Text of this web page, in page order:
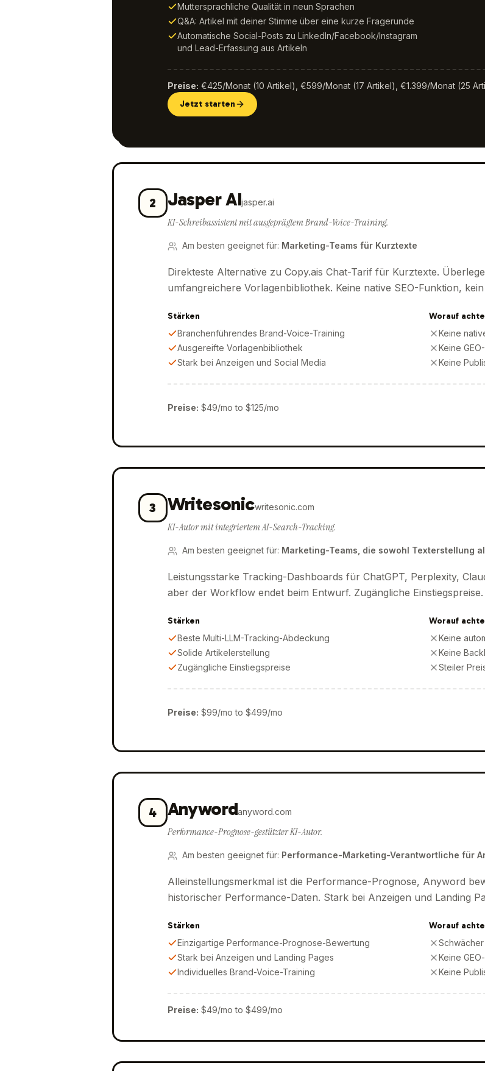
Muttersprachliche Qualität in neun Sprachen
Q&A: Artikel mit deiner Stimme über eine kurze Fragerunde
Automatische Social-Posts zu LinkedIn/Facebook/Instagram
und Lead-Erfassung aus Artikeln
Preise: €425/Monat (10 Artikel), €599/Monat (17 Artikel), €1.399/Monat (25
Jetzt starten
2 Jasper AIjasper.ai
KI-Schreibassistent mit ausgeprägtem Brand-Voice-Training.
Am besten geeignet für: Marketing-Teams für Kurztexte
Direkteste Alternative zu Copy.ais Chat-Tarif für Kurztexte.
umfangreichere Vorlagenbibliothek. Keine native SEO-Funktion,
Stärken
Branchenführendes Brand-Voice-Training
Ausgereifte Vorlagenbibliothek
Stark bei Anzeigen und Social Media
Worauf
Keine
Keine
Keine
Preise: $49/mo to $125/mo
3 Writesonicwritesonic.com
KI-Autor mit integriertem AI-Search-Tracking.
Am besten geeignet für: Marketing-Teams, die sowohl Texterstellung
Leistungsstarke Tracking-Dashboards für ChatGPT, Perplexity,
aber der Workflow endet beim Entwurf. Zugängliche Einstiegspreise.
Stärken
Beste Multi-LLM-Tracking-Abdeckung
Solide Artikelerstellung
Zugängliche Einstiegspreise
Worauf
Keine
Keine
Steiler
Preise: $99/mo to $499/mo
4 Anywordanyword.com
Performance-Prognose-gestützter KI-Autor.
Am besten geeignet für: Performance-Marketing-Verantwortliche für
Alleinstellungsmerkmal ist die Performance-Prognose, Anyword
historischer Performance-Daten. Stark bei Anzeigen und Landing
Stärken
Einzigartige Performance-Prognose-Bewertung
Stark bei Anzeigen und Landing Pages
Individuelles Brand-Voice-Training
Worauf
Keine
Keine
Preise: $49/mo to $499/mo